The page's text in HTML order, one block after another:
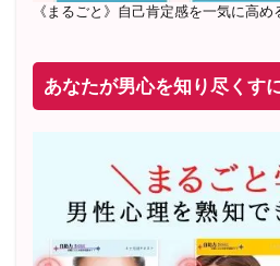
《まるごと》自己肯定感を一気に高め
あなたが男心を知り尽くす